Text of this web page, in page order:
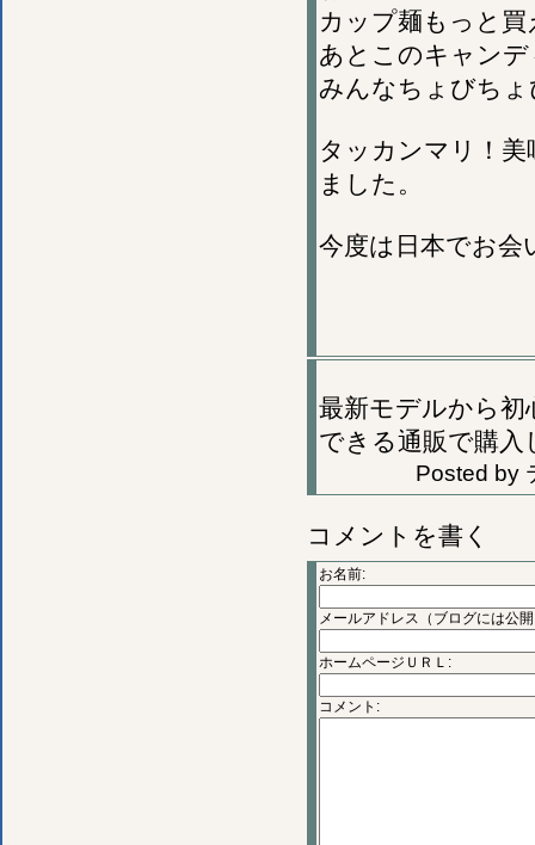
カップ麺もっと
あとこのキャン
みんなちょびち
タッカンマリ！
ました。
今度は日本でお
最新モデルから
できる通販で購入
Posted by
コメントを書く
お名前:
メールアドレス（ブログには公
ホームページＵＲＬ:
コメント: